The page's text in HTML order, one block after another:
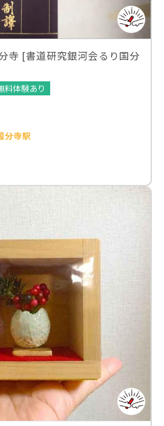
寺 [書道研究銀河会るり国分
料体験あり
分寺駅